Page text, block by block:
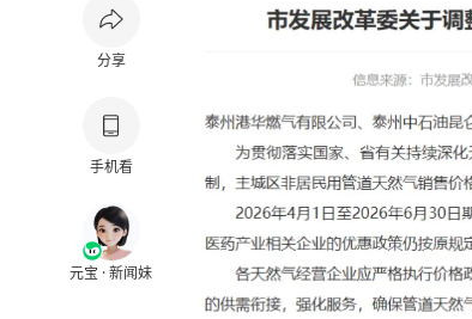
分享
手机看
元宝 · 新闻妹